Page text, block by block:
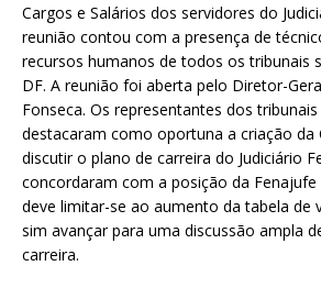
Cargos e Salários dos servidores do
reunião contou com a presença de
recursos humanos de todos os tribunais
DF. A reunião foi aberta pelo Diretor-
Fonseca. Os representantes dos
destacaram como oportuna a criação da
discutir o plano de carreira do Judiciário
concordaram com a posição da
deve limitar-se ao aumento da tabela de
sim avançar para uma discussão ampla
carreira.